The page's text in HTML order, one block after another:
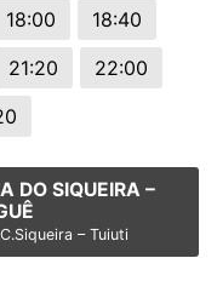
18:00
18:40
21:20
22:00
DO SIQUEIRA –
– Tuiuti